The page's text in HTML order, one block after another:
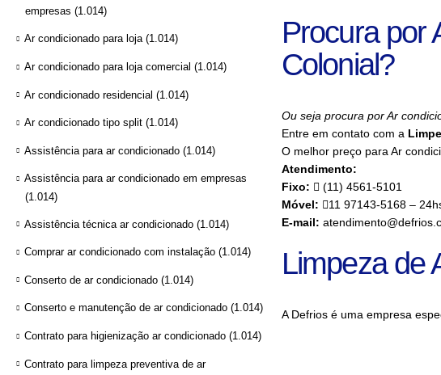
Procura por
Colonial?
Ou seja procura por Ar
Entre em contato com a
O melhor preço para Ar
Atendimento:
Fixo:
(11) 4561-5101
Móvel:
11 97143-5168 –
E-mail:
Limpeza de
A Defrios é uma empresa
empresas (1.014)
Ar condicionado para loja(1.014)
Ar condicionado para loja comercial (1.014)
Ar condicionado residencial (1.014)
Ar condicionado tipo split (1.014)
Assistência para ar condicionado (1.014)
Assistência para ar condicionado em empresas
(1.014)
Assistência técnica ar condicionado (1.014)
Comprar ar condicionado com instalação (1.014)
Conserto de ar condicionado (1.014)
Conserto e manutenção de ar condicionado (1.014)
Contrato para higienização ar condicionado (1.014)
Contrato para limpeza preventiva de ar